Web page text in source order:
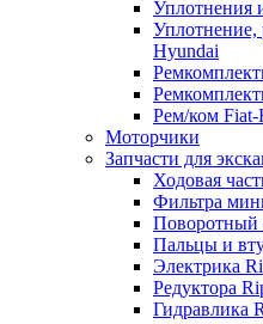
Уплотнения
Уплотнение,
Hyundai
Рем/ком Fiat-
Моторчики
Запчасти для
Ходовая
Фильтра
Поворотный
Пальцы и
Электрика
Редуктора
Гидравлика